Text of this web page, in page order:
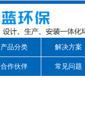
产品分类 解决方案
合作伙伴 常见问题